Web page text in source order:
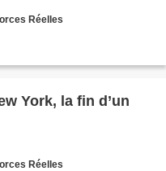
Réelles
York, la fin d’un
Réelles